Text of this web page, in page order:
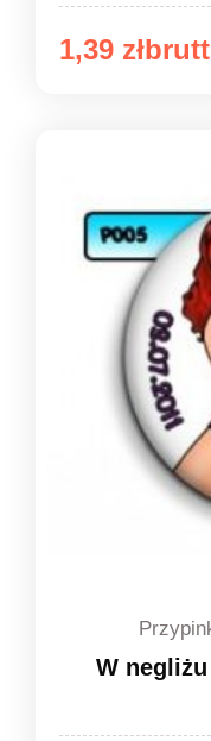
1,39 zł
Zakres
do
1,49 zł
W